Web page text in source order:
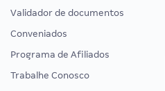
Validador de documentos
Conveniados
Programa de Afiliados
Trabalhe Conosco